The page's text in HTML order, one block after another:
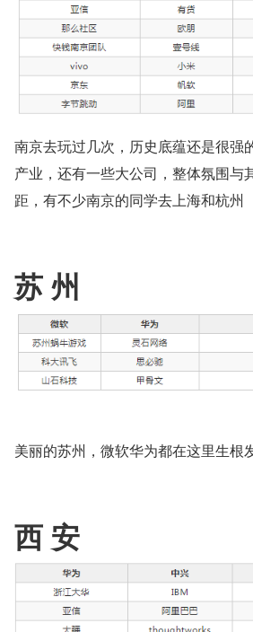
南京去玩过几次，历史底蕴还是很强
产业，还有一些大公司，整体氛围与
距，有不少南京的同学去上海和杭州
苏 州
美丽的苏州，微软华为都在这里生根
西 安